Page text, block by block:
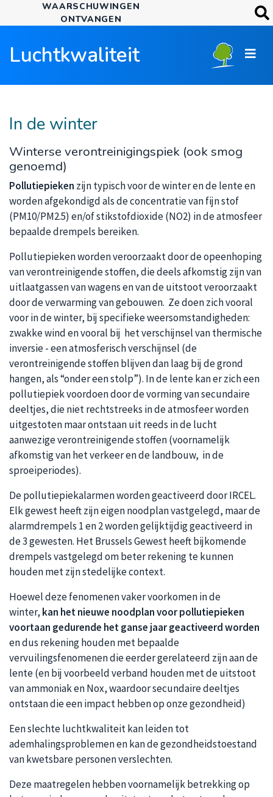
Overslaan
en
de
gaan
WAARSCHUWINGEN
ONTVANGEN
Luchtkwaliteit
In de winter
Winterse verontreinigingspiek (ook smog
genoemd)
Pollutiepieken zijn typisch voor de winter en de lente en
worden afgekondigd als de concentratie van fijn stof
(PM10/PM2.5) en/of stikstofdioxide (NO2) in de atmosfeer
bepaalde drempels bereiken.
Pollutiepieken worden veroorzaakt door de opeenhoping
van verontreinigende stoffen, die deels afkomstig zijn van
uitlaatgassen van wagens en van de uitstoot veroorzaakt
door de verwarming van gebouwen. Ze doen zich vooral
voor in de winter, bij specifieke weersomstandigheden:
zwakke wind en vooral bij het verschijnsel van thermische
inversie - een atmosferisch verschijnsel (de
verontreinigende stoffen blijven dan laag bij de grond
hangen, als “onder een stolp”). In de lente kan er zich een
pollutiepiek voordoen door de vorming van secundaire
deeltjes, die niet rechtstreeks in de atmosfeer worden
uitgestoten maar ontstaan uit reeds in de lucht
aanwezige verontreinigende stoffen (voornamelijk
afkomstig van het verkeer en de landbouw, in de
sproeiperiodes).
De pollutiepiekalarmen worden geactiveerd door IRCEL.
Elk gewest heeft zijn eigen noodplan vastgelegd, maar de
alarmdrempels 1 en 2 worden gelijktijdig geactiveerd in
de 3 gewesten. Het Brussels Gewest heeft bijkomende
drempels vastgelegd om beter rekening te kunnen
houden met zijn stedelijke context.
Hoewel deze fenomenen vaker voorkomen in de
winter, kan het nieuwe noodplan voor pollutiepieken
voortaan gedurende het ganse jaar geactiveerd worden
en dus rekening houden met bepaalde
vervuilingsfenomenen die eerder gerelateerd zijn aan de
lente (en bij voorbeeld verband houden met de uitstoot
van ammoniak en Nox, waardoor secundaire deeltjes
ontstaan die een impact hebben op onze gezondheid)
Een slechte luchtkwaliteit kan leiden tot
ademhalingsproblemen en kan de gezondheidstoestand
van kwetsbare personen verslechten.
Deze maatregelen hebben voornamelijk betrekking op